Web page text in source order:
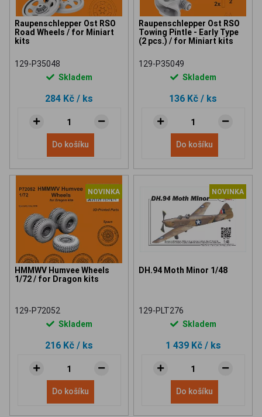
Raupenschlepper Ost RSO
Road Wheels / for Miniart
kits
129-P35048
Skladem
284 Kč / ks
Do košíku
Raupenschlepper Ost RSO
Towing Pintle - Early Type
(2 pcs.) / for Miniart kits
129-P35049
Skladem
136 Kč / ks
Do košíku
NOVINKA
HMMWV Humvee Wheels
1/72 / for Dragon kits
129-P72052
Skladem
216 Kč / ks
Do košíku
NOVINKA
DH.94 Moth Minor 1/48
129-PLT276
Skladem
1 439 Kč / ks
Do košíku